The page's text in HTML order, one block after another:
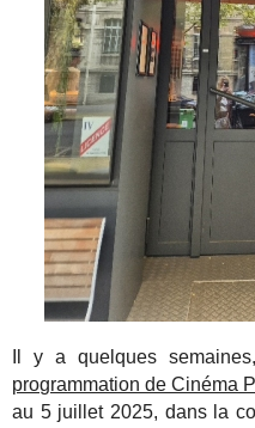
Il y a quelques
programmation de Cinéma
au 5 juillet 2025, dans la